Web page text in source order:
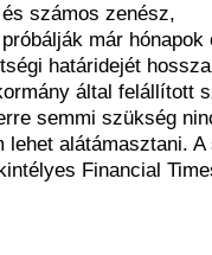
számos zenész,
már hónapok
határidejét
által felállított
semmi szükség
alátámasztani.
Financial